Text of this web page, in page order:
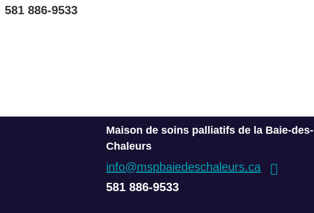
581 886-9533
Maison de soins palliatifs de la Baie-des-
Chaleurs
info@mspbaiedeschaleurs.ca
581 886-9533